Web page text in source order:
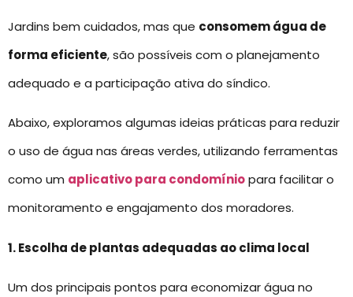
Jardins bem cuidados, mas que consomem água de
forma eficiente, são possíveis com o planejamento
adequado e a participação ativa do síndico.
Abaixo, exploramos algumas ideias práticas para reduzir
o uso de água nas áreas verdes, utilizando ferramentas
como um aplicativo para condomíniopara facilitar o
monitoramento e engajamento dos moradores.
1. Escolha de plantas adequadas ao clima local
Um dos principais pontos para economizar água no